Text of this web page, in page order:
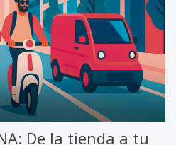
De la tienda a tu